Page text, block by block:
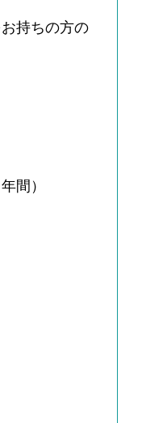
持ちの方の
間）